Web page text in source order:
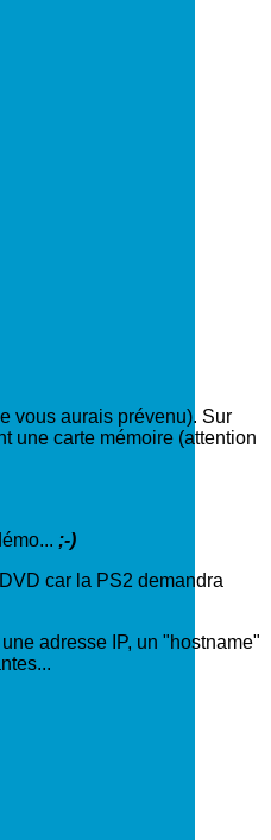
vous aurais prévenu). Sur
une carte mémoire (attention
;-)
car la PS2 demandra
adresse IP, un "hostname"